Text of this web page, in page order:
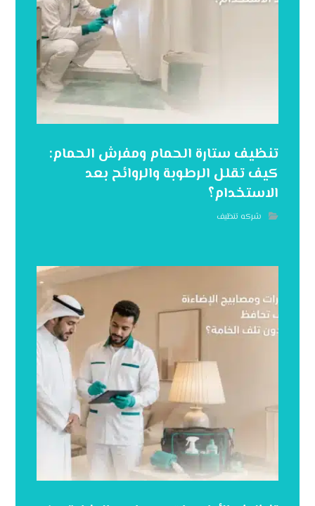
تنظيف ستارة الحمام ومفرش الحمام:
كيف تقلل الرطوبة والروائح بعد
الاستخدام؟
شركه تنظيف